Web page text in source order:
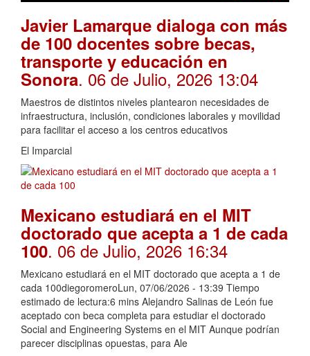
Javier Lamarque dialoga con más
de 100 docentes sobre becas,
transporte y educación en
Sonora. 06 de Julio, 2026 13:04
Maestros de distintos niveles plantearon necesidades de
infraestructura, inclusión, condiciones laborales y movilidad
para facilitar el acceso a los centros educativos
El Imparcial
Mexicano estudiará en el MIT
doctorado que acepta a 1 de cada
100. 06 de Julio, 2026 16:34
Mexicano estudiará en el MIT doctorado que acepta a 1 de
cada 100diegoromeroLun, 07/06/2026 - 13:39 Tiempo
estimado de lectura:6 mins Alejandro Salinas de León fue
aceptado con beca completa para estudiar el doctorado
Social and Engineering Systems en el MIT Aunque podrían
parecer disciplinas opuestas, para Ale